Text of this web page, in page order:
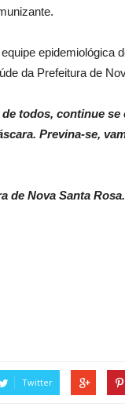
epidemiológica
da Prefeitura de
todos, continue
Previna-se,
de Nova Santa Rosa.
Twitter